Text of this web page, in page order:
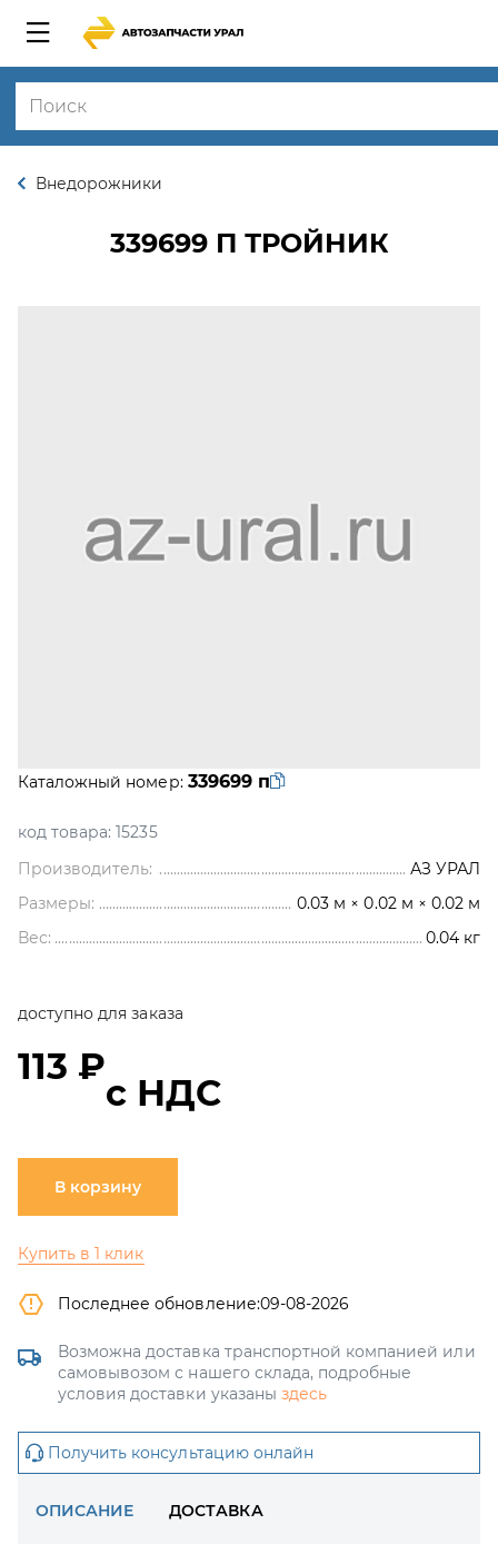
Внедорожники
339699 П ТРОЙНИК
Каталожный номер: 339699 п
код товара: 15235
Производитель:
АЗ УРАЛ
Размеры:
0.03 м × 0.02 м × 0.02 м
Вес:
0.04 кг
доступно для заказа
113 ₽
с НДС
В корзину
Купить в 1 клик
Последнее обновление:09-08-2026
Возможна доставка транспортной компанией или
самовывозом с нашего склада, подробные
условия доставки указаны здесь
Получить консультацию онлайн
ОПИСАНИЕ ДОСТАВКА